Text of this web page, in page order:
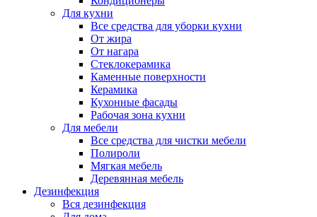
Для кухни
Все средства для уборки кухни
От жира
От нагара
Стеклокерамика
Каменные поверхности
Керамика
Кухонные фасады
Рабочая зона кухни
Для мебели
Все средства для чистки мебели
Полироли
Мягкая мебель
Деревянная мебель
Дезинфекция
Вся дезинфекция